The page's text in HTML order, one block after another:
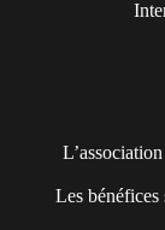
Les bénéfices